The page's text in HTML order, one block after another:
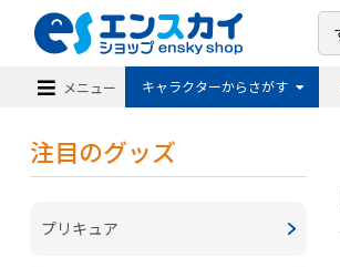
メニュー キャラクターからさがす
注目のグッズ
プリキュア